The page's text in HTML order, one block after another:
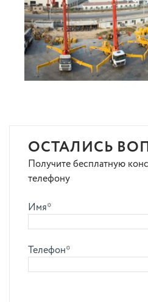
ОСТАЛИСЬ
Получите бесплатную
телефону
Имя*
Телефон*